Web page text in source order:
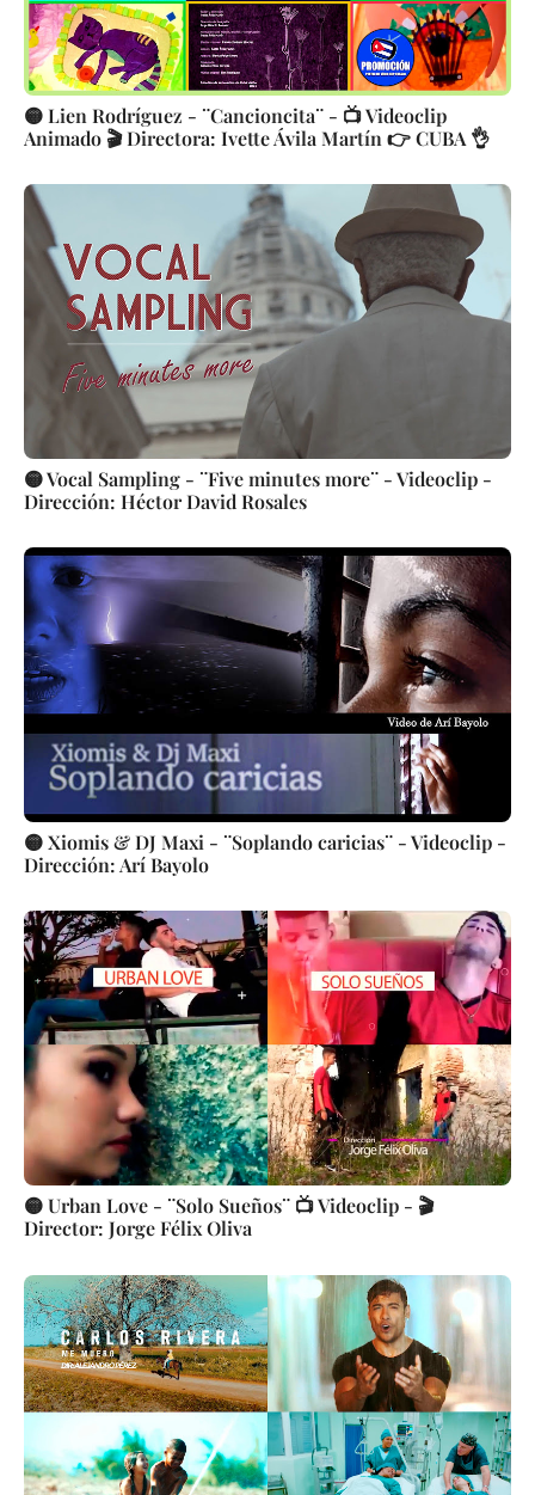
🟡 Lien Rodríguez - ¨Cancioncita¨ - 📺 Videoclip
Animado 🎬 Directora: Ivette Ávila Martín 👉 CUBA 👌
🟡 Vocal Sampling - ¨Five minutes more¨ - Videoclip -
Dirección: Héctor David Rosales
🟡 Xiomis & DJ Maxi - ¨Soplando caricias¨ - Videoclip -
Dirección: Arí Bayolo
🟡 Urban Love - ¨Solo Sueños¨ 📺 Videoclip - 🎬
Director: Jorge Félix Oliva